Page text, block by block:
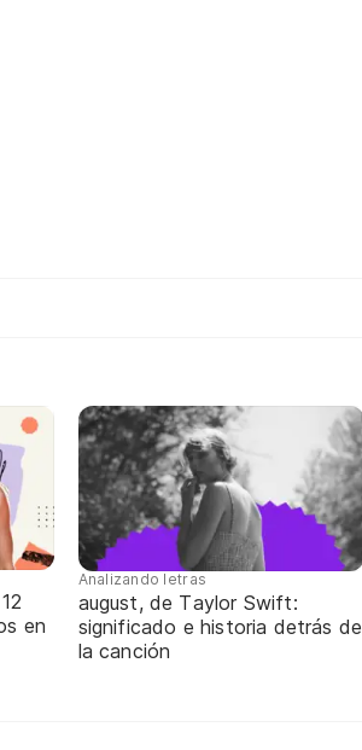
en
Analizando letras
august, de Taylor Swift:
significado e historia detrás de
la canción